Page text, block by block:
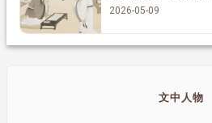
2026-05-09
文中人物